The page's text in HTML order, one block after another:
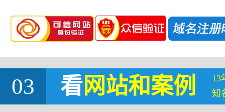
03 看网站和案例
13
知